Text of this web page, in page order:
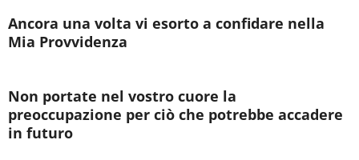
Ancora una volta vi esorto a confidare nella
Mia Provvidenza
Non portate nel vostro cuore la
preoccupazione per ciò che potrebbe accadere
in futuro